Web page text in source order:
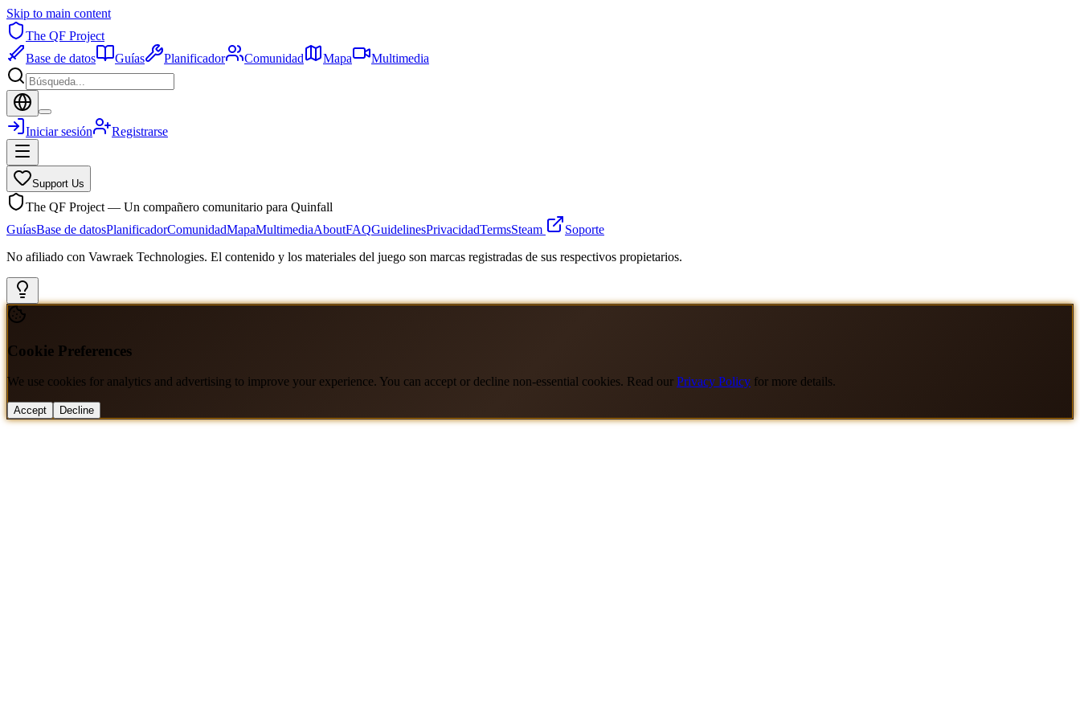
Skip to main content
The QF Project
Base de datos
Guías Planificador Comunidad Mapa Multimedia
Iniciar sesión Registrarse
Support Us
The QF Project — Un compañero comunitario para Quinfall
GuíasBase de datosPlanificadorComunidadMapaMultimediaAboutFAQGuidelinesPrivacidadTermsSteam
Soporte
No afiliado con Vawraek Technologies. El contenido y los materiales del juego son marcas registradas de sus respectivos propietarios.
Cookie Preferences
We use cookies for analytics and advertising to improve your experience. You can accept or decline non-essential cookies. Read our Privacy Policy for more details.
Accept Decline